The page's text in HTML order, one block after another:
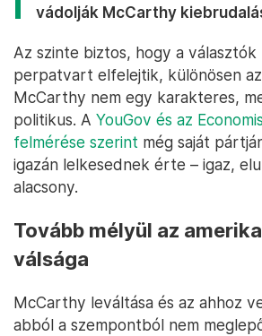
vádolják McCarthy
Az szinte biztos, hogy a
perpatvart elfelejtik, különösen
McCarthy nem egy karakteres,
politikus. A YouGov és az
felmérése szerint még saját
igazán lelkesednek érte – igaz,
alacsony.
Tovább mélyül az
válsága
McCarthy leváltása és az ahhoz
abból a szempontból nem